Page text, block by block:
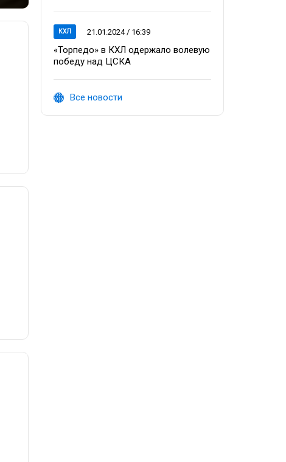
КХЛ 21.01.2024 / 16:39
«Торпедо» в КХЛ одержало волевую
победу над ЦСКА
Все новости